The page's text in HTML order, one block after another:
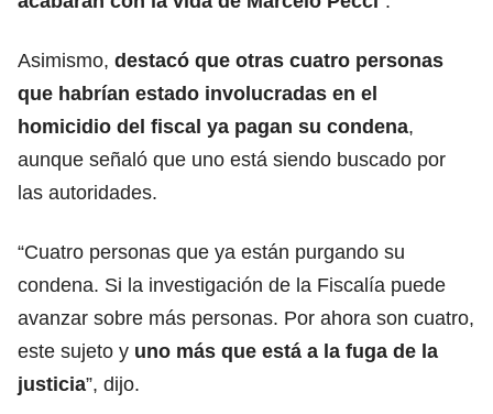
Asimismo, destacó que otras cuatro personas
que habrían estado involucradas en el
homicidio del fiscal ya pagan su condena,
aunque señaló que uno está siendo buscado por
las autoridades.
“Cuatro personas que ya están purgando su
condena. Si la investigación de la Fiscalía puede
avanzar sobre más personas. Por ahora son cuatro,
este sujeto y uno más que está a la fuga de la
justicia”, dijo.